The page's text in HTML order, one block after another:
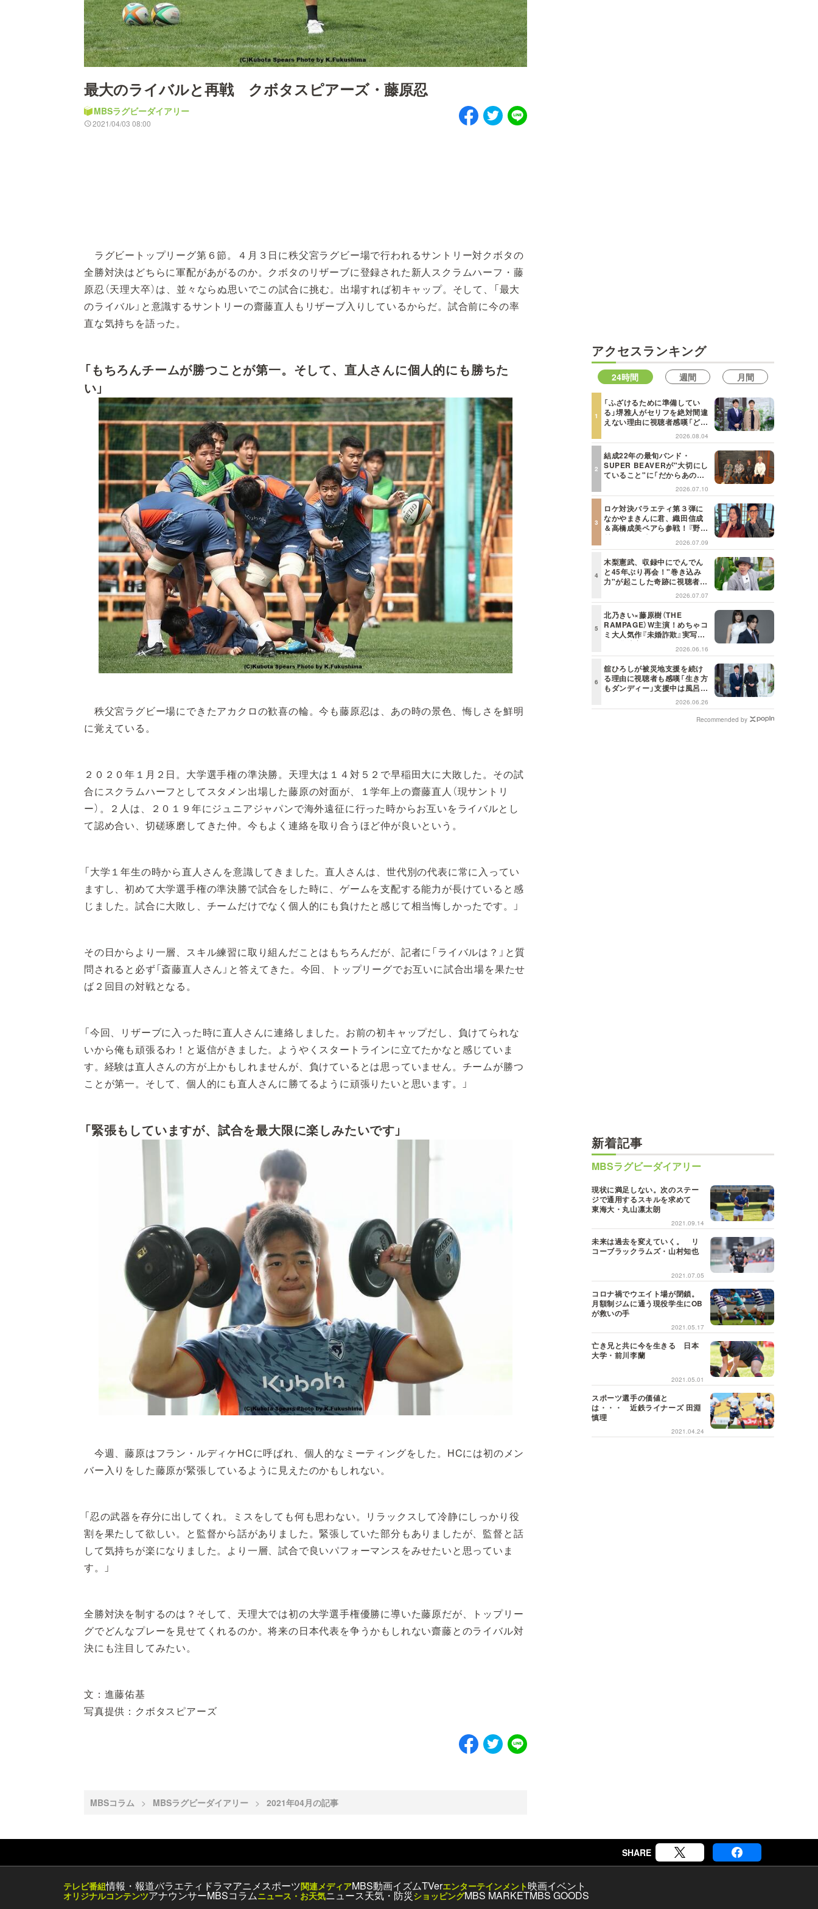
最大のライバルと再戦 クボタスピアーズ・藤原忍
MBSラグビーダイアリー
2021/04/03 08:00
ラグビートップリーグ第６節。４月３日に秩父宮ラグビー場で行われるサントリー対クボタの
全勝対決はどちらに軍配があがるのか。クボタのリザーブに登録された新人スクラムハーフ・藤
原忍（天理大卒）は、並々ならぬ思いでこの試合に挑む。出場すれば初キャップ。そして、「最大
のライバル」と意識するサントリーの齋藤直人もリザーブ入りしているからだ。試合前に今の率
直な気持ちを語った。
「もちろんチームが勝つことが第一。そして、直人さんに個人的にも勝ちた
い」
秩父宮ラグビー場にできたアカクロの歓喜の輪。今も藤原忍は、あの時の景色、悔しさを鮮明
に覚えている。
２０２０年１月２日。大学選手権の準決勝。天理大は１４対５２で早稲田大に大敗した。その試
合にスクラムハーフとしてスタメン出場した藤原の対面が、１学年上の齋藤直人（現サントリ
ー）。２人は、２０１９年にジュニアジャパンで海外遠征に行った時からお互いをライバルとし
て認め合い、切磋琢磨してきた仲。今もよく連絡を取り合うほど仲が良いという。
「大学１年生の時から直人さんを意識してきました。直人さんは、世代別の代表に常に入ってい
ますし、初めて大学選手権の準決勝で試合をした時に、ゲームを支配する能力が長けていると感
じました。試合に大敗し、チームだけでなく個人的にも負けたと感じて相当悔しかったです。」
その日からより一層、スキル練習に取り組んだことはもちろんだが、記者に「ライバルは？」と質
問されると必ず「斎藤直人さん」と答えてきた。今回、トップリーグでお互いに試合出場を果たせ
ば２回目の対戦となる。
「今回、リザーブに入った時に直人さんに連絡しました。お前の初キャップだし、負けてられな
いから俺も頑張るわ！と返信がきました。ようやくスタートラインに立てたかなと感じていま
す。経験は直人さんの方が上かもしれませんが、負けているとは思っていません。チームが勝つ
ことが第一。そして、個人的にも直人さんに勝てるように頑張りたいと思います。」
「緊張もしていますが、試合を最大限に楽しみたいです」
今週、藤原はフラン・ルディケHCに呼ばれ、個人的なミーティングをした。HCには初のメン
バー入りをした藤原が緊張しているように見えたのかもしれない。
「忍の武器を存分に出してくれ。ミスをしても何も思わない。リラックスして冷静にしっかり役
割を果たして欲しい。と監督から話がありました。緊張していた部分もありましたが、監督と話
して気持ちが楽になりました。より一層、試合で良いパフォーマンスをみせたいと思っていま
す。」
全勝対決を制するのは？そして、天理大では初の大学選手権優勝に導いた藤原だが、トップリー
グでどんなプレーを見せてくれるのか。将来の日本代表を争うかもしれない齋藤とのライバル対
決にも注目してみたい。
文：進藤佑基
写真提供：クボタスピアーズ
MBSコラム MBSラグビーダイアリー 2021年04月の記事
アクセスランキング
24時間 週間 月間
「ふざけるために準備してい
る」堺雅人がセリフを絶対間違
えない理由に視聴者感嘆「どん
な仕事にも当てはまる」【日曜
日の初耳学】
2026.08.04
結成22年の最旬バンド・
SUPER BEAVERが"大切にし
ていること"に「だからあの歌
詞が届けられるんだ」共感の声
＜日曜日の初耳学＞ 2026.07.10
ロケ対決バラエティ第３弾に
なかやまきんに君、織田信成
＆高橋成美ペアら参戦！『野々
村友紀子を黙らせろ！』１２日
（日）昼に放送！
2026.07.09
木梨憲武、収録中にでんでん
と45年ぶり再会！"巻き込み
力"が起こした奇跡に視聴者も
興奮「これがテレビの面白さだ
よね！」＜日曜日の初耳学＞
2026.07.07
北乃きい×藤原樹（THE
RAMPAGE）W主演！めちゃコ
ミ大人気作『未婚詐欺』実写ド
ラマ化決定！
2026.06.16
舘ひろしが被災地支援を続け
る理由に視聴者も感嘆「生き方
もダンディー」支援中は風呂に
も入らず寝袋で寝泊まり【日曜
日の初耳学】
2026.06.26
Recommended by
新着記事
MBSラグビーダイアリー
現状に満足しない。次のステー
ジで通用するスキルを求めて
東海大・丸山凛太朗
2021.09.14
未来は過去を変えていく。 リ
コーブラックラムズ・山村知也
2021.07.05
コロナ禍でウエイト場が閉鎖。
月額制ジムに通う現役学生にOB
が救いの手
2021.05.17
亡き兄と共に今を生きる 日本
大学・前川李蘭
2021.05.01
スポーツ選手の価値と
は・・・ 近鉄ライナーズ 田淵
慎理
2021.04.24
SHARE
テレビ番組情報・報道バラエティ ドラマアニメスポーツ関連メディアMBS動画イズムTVerエンターテインメント映画イベント
オリジナルコンテンツアナウンサーMBSコラムニュース・お天気ニュース天気・防災 ショッピングMBS MARKETMBS GOODS